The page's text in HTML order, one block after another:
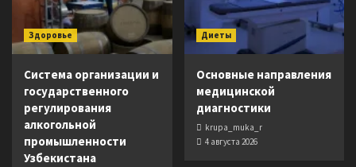
Здоровье
Система организации и
государственного
регулирования
алкогольной
промышленности
Узбекистана
Диеты
Основные направления
медицинской
диагностики
krupa_muka_r
4 августа 2026